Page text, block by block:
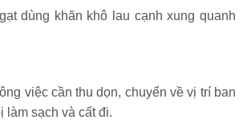
dùng khăn khô lau cạnh xung quanh
việc cần thu dọn, chuyển về vị trí ban
làm sạch và cất đi.